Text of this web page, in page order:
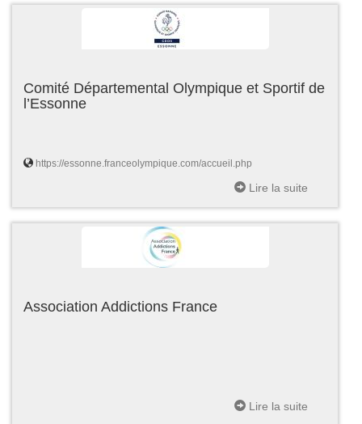
Comité Départemental Olympique et Sportif de
l’Essonne
https://essonne.franceolympique.com/accueil.php
Lire la suite
Association Addictions France
Lire la suite